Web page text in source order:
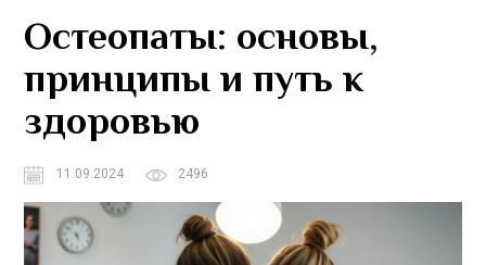
Остеопаты: основы,
принципы и путь к
здоровью
11.09.2024 2496